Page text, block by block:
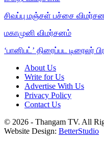
சிவப்பு மஞ்சள் பச்சை
மகாமுனி விமர்சனம்
‘பானிபட்’ திரைப்பட
About Us
Write for Us
Advertise With Us
Privacy Policy
Contact Us
© 2026 - Thangam TV. All
Website Design: BetterStudio